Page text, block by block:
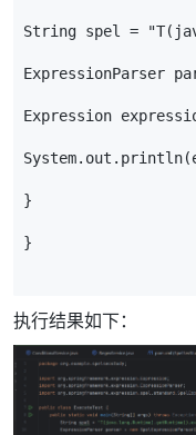
String spel =
ExpressionParser
Expression
System. out . println(
}
}
执行结果如下：